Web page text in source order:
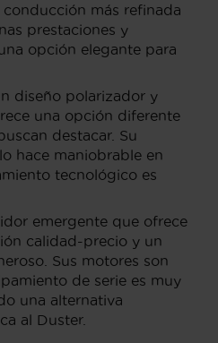
más refinada
prestaciones y
opción elegante para
diseño polarizador y
una opción diferente
destacar. Su
hace maniobrable en
tecnológico es
emergente que ofrece
calidad-precio y un
Sus motores son
de serie es muy
una alternativa
al Duster.